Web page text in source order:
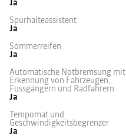
Ja
Spurhalteassistent
Ja
Sommerreifen
Ja
Automatische Notbremsung mit
Erkennung von Fahrzeugen,
Fussgängern und Radfahrern
Ja
Tempomat und
Geschwindigkeitsbegrenzer
Ja